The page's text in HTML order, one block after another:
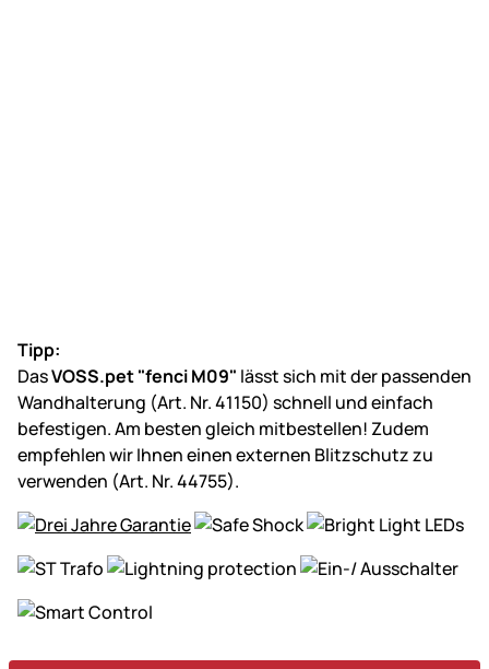
Tipp:
DasVOSS.pet "fenci M09" lässt sich mit der passenden
Wandhalterung (Art. Nr. 41150) schnell und einfach
befestigen. Am besten gleich mitbestellen! Zudem
empfehlen wir Ihnen einen externen Blitzschutz zu
verwenden (Art. Nr. 44755).